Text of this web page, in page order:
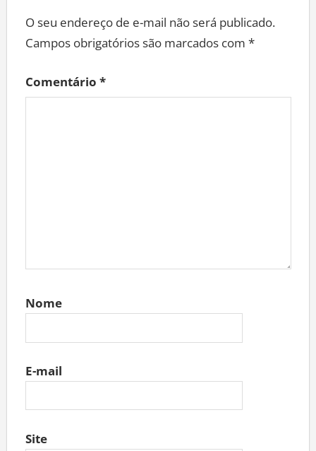
O seu endereço de e-mail não será publicado.
Campos obrigatórios são marcados com *
Comentário *
Nome
E-mail
Site